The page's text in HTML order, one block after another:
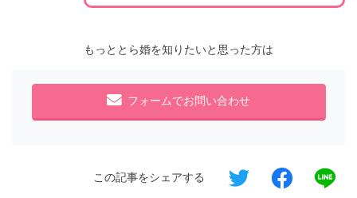
もっととら婚を知りたいと思った方は
フォームでお問い合わせ
この記事をシェアする